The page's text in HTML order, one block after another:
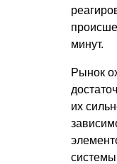
минут.
Рынок
их